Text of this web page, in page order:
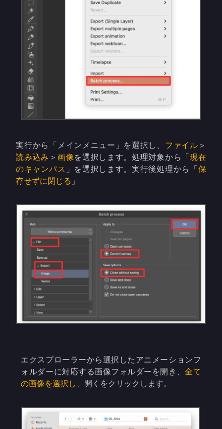
実行から「メインメニュー」を選択し、 ファイル ＞
読み込み ＞ 画像を選択します。処理対象から「現在
のキャンパス 」を選択します。実行後処理から「保
存せずに閉じる 」
エクスプローラーから選択したアニメーションフ
ォルダーに対応する画像フォルダーを開き、全て
の画像を選択し 、開くをクリックします。